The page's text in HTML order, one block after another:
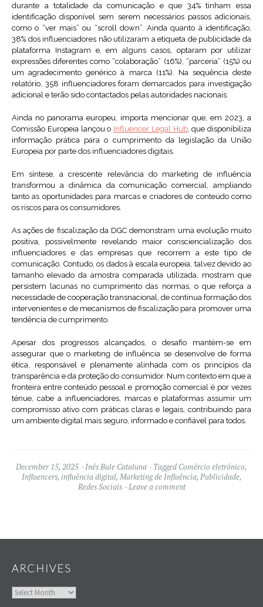
durante a totalidade da comunicação e que 34% tinham essa
identificação disponível sem serem necessários passos adicionais,
como o “ver mais” ou “scroll down”. Ainda quanto à identificação,
38% dos influenciadores não utilizaram a etiqueta de publicidade da
plataforma Instagram e, em alguns casos, optaram por utilizar
expressões diferentes como “colaboração” (16%), “parceria” (15%) ou
um agradecimento genérico à marca (11%). Na sequência deste
relatório, 358 influenciadores foram demarcados para investigação
adicional e terão sido contactados pelas autoridades nacionais.
Ainda no panorama europeu, importa mencionar que, em 2023, a
Comissão Europeia lançou o Influencer Legal Hub, que disponibiliza
informação prática para o cumprimento da legislação da União
Europeia por parte dos influenciadores digitais.
Em síntese, a crescente relevância do marketing de influência
transformou a dinâmica da comunicação comercial, ampliando
tanto as oportunidades para marcas e criadores de conteúdo como
os riscos para os consumidores.
As ações de fiscalização da DGC demonstram uma evolução muito
positiva, possivelmente revelando maior consciencialização dos
influenciadores e das empresas que recorrem a este tipo de
comunicação. Contudo, os dados à escala europeia, talvez devido ao
tamanho elevado da amostra comparada utilizada, mostram que
persistem lacunas no cumprimento das normas, o que reforça a
necessidade de cooperação transnacional, de contínua formação dos
intervenientes e de mecanismos de fiscalização para promover uma
tendência de cumprimento.
Apesar dos progressos alcançados, o desafio mantém-se em
assegurar que o marketing de influência se desenvolve de forma
ética, responsável e plenamente alinhada com os princípios da
transparência e da proteção do consumidor. Num contexto em que a
fronteira entre conteúdo pessoal e promoção comercial é por vezes
ténue, cabe a influenciadores, marcas e plataformas assumir um
compromisso ativo com práticas claras e legais, contribuindo para
um ambiente digital mais seguro, informado e confiável para todos.
December 15, 2025 Inês Bule Cataluna Tagged Comércio eletrónico,
Influencers, influência digital, Marketing de Influência, Publicidade,
Redes Sociais
Leave a comment
ARCHIVES
Archives